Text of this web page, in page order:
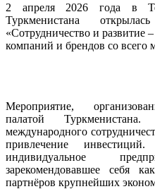
2 апреля 2026 года в
Туркменистана
«Сотрудничество и развитие
компаний и брендов со всего
Мероприятие,
палатой
международного
привлечение
индивидуальное
зарекомендовавшее себя
партнёров крупнейших